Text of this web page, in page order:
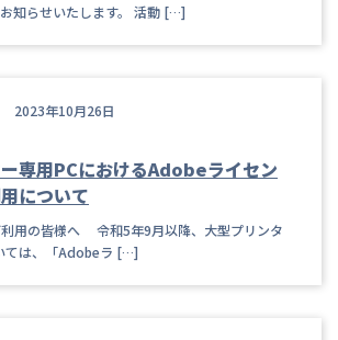
お知らせいたします。 活動 […]
2023年10月26日
専用PCにおけるAdobeライセン
について
利用の皆様へ 令和5年9月以降、大型プリンタ
ては、「Adobeラ […]